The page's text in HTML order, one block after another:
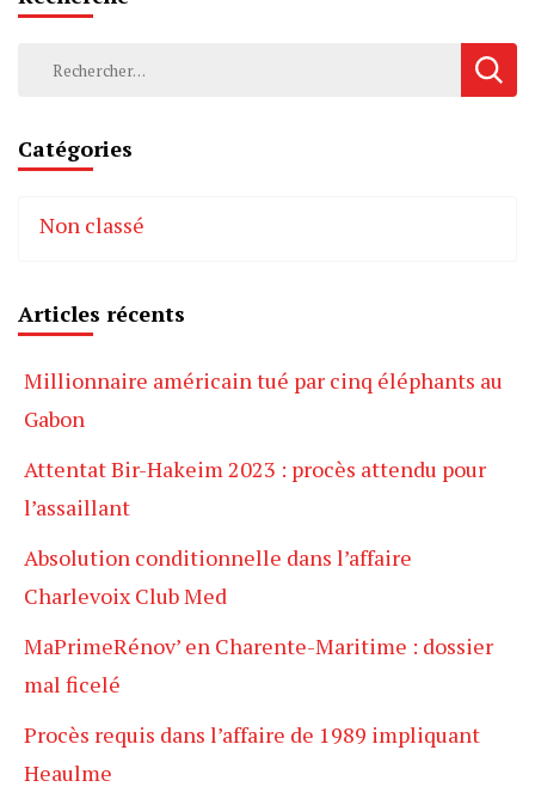
Rechercher :
Catégories
Non classé
Articles récents
Millionnaire américain tué par cinq éléphants au
Gabon
Attentat Bir-Hakeim 2023 : procès attendu pour
l’assaillant
Absolution conditionnelle dans l’affaire
Charlevoix Club Med
MaPrimeRénov’ en Charente-Maritime : dossier
mal ficelé
Procès requis dans l’affaire de 1989 impliquant
Heaulme